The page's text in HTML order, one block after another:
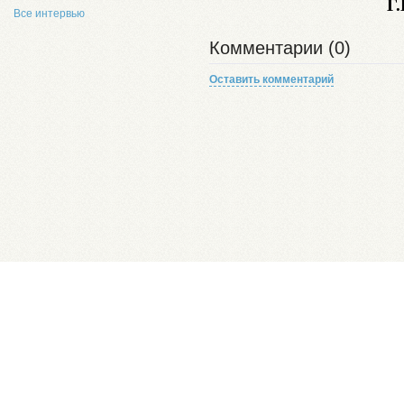
Все интервью
Комментарии (0)
Оставить комментарий